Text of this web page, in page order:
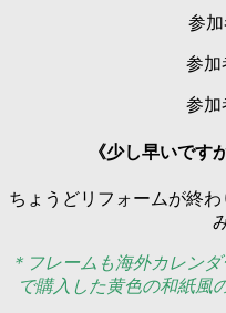
参
参
参
《少し早いです
ちょうどリフォームが終
＊フレームも海外カレン
で購入した黄色の和紙風